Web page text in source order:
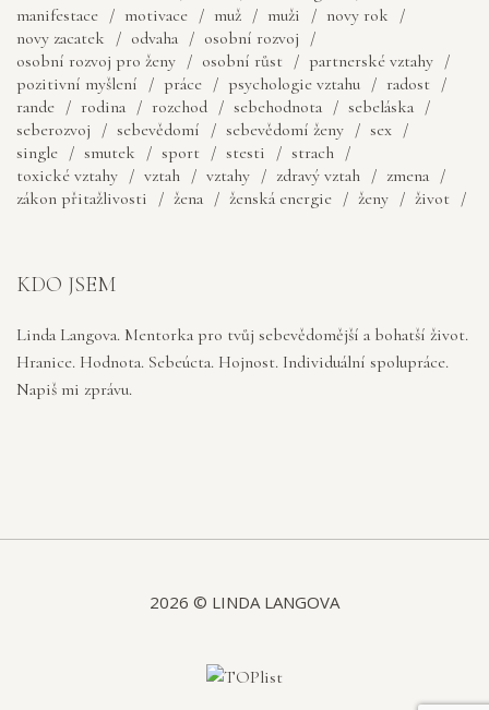
manifestace
motivace muž muži
novy rok
novy zacatek
odvaha
osobní rozvoj
osobní rozvoj pro ženy
osobní růst
partnerské vztahy
pozitivní myšlení
práce psychologie vztahu
radost
rande
rodina rozchod sebehodnota
sebeláska
seberozvoj
sebevědomí sebevědomí ženy
sex
single
smutek sport stesti
strach
toxické vztahy
vztah vztahy zdravý vztah
zmena
zákon přitažlivosti
žena ženská energie ženy život
KDO JSEM
Linda Langova. Mentorka pro tvůj sebevědomější a bohatší život.
Hranice. Hodnota. Sebeúcta. Hojnost. Individuální spolupráce.
Napiš mi zprávu.
2026 © LINDA LANGOVA